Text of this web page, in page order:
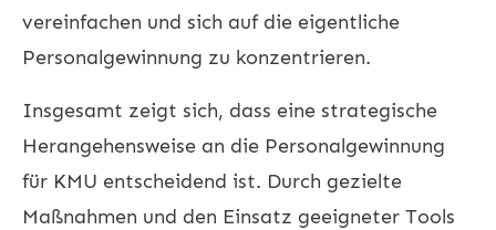
vereinfachen und sich auf die eigentliche
Personalgewinnung zu konzentrieren.
Insgesamt zeigt sich, dass eine strategische
Herangehensweise an die Personalgewinnung
für KMU entscheidend ist. Durch gezielte
Maßnahmen und den Einsatz geeigneter Tools